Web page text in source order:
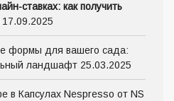
ставках: как получить
17.09.2025
формы для вашего сада:
ландшафт 25.03.2025
в Капсулах Nespresso от NS